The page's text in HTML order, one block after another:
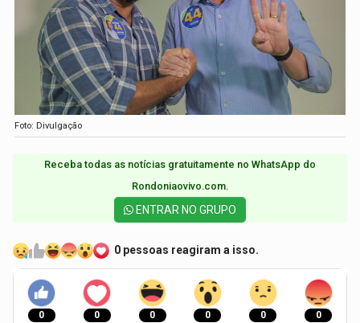
Foto: Divulgação
Receba todas as notícias gratuitamente no WhatsApp do
Rondoniaovivo.com.​
ENTRAR NO GRUPO
0 pessoas reagiram a isso.
0 0 0 0 0 0